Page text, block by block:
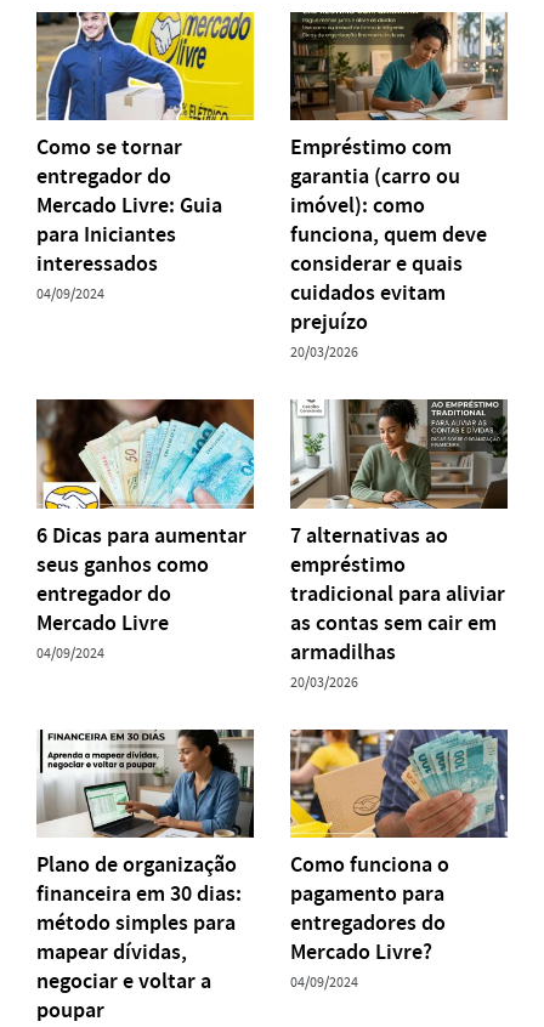
Como se tornar
entregador do
Mercado Livre: Guia
para Iniciantes
interessados
04/09/2024
Empréstimo com
garantia (carro ou
imóvel): como
funciona, quem deve
considerar e quais
cuidados evitam
prejuízo
20/03/2026
6 Dicas para aumentar
seus ganhos como
entregador do
Mercado Livre
04/09/2024
7 alternativas ao
empréstimo
tradicional para aliviar
as contas sem cair em
armadilhas
20/03/2026
Plano de organização
financeira em 30 dias:
método simples para
mapear dívidas,
negociar e voltar a
poupar
Como funciona o
pagamento para
entregadores do
Mercado Livre?
04/09/2024